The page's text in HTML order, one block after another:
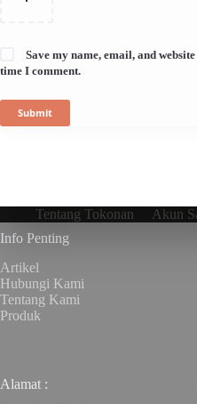
Save my name, email, and
time I comment.
Submit
Tentang Tokonan
Akun
Info Penting
Artikel
Hubungi Kami
Tentang Kami
Produk
Alamat :